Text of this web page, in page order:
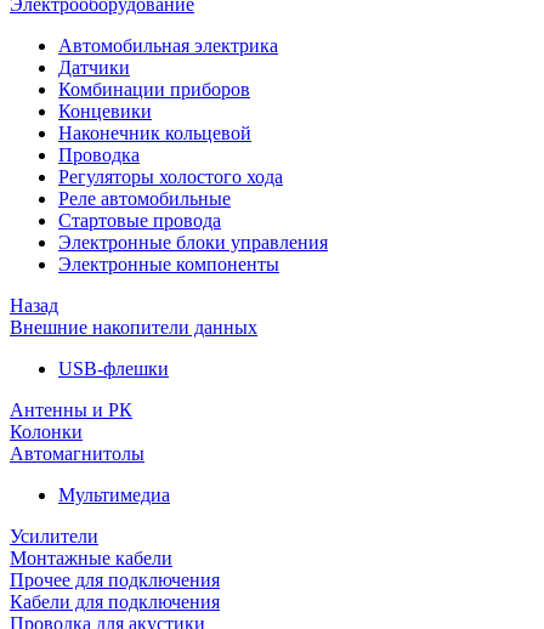
Электрооборудование
Автомобильная электрика
Датчики
Комбинации приборов
Концевики
Наконечник кольцевой
Проводка
Регуляторы холостого хода
Реле автомобильные
Стартовые провода
Электронные блоки управления
Электронные компоненты
Назад
Внешние накопители данных
USB-флешки
Антенны и РК
Колонки
Автомагнитолы
Мультимедиа
Усилители
Монтажные кабели
Прочее для подключения
Кабели для подключения
Проводка для акустики